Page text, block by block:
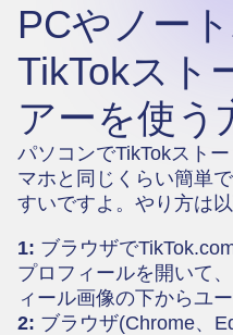
PCやノー
TikTokスト
アーを使う
パソコンでTikTokスト
マホと同じくらい簡単
すいですよ。やり方は
1: ブラウザで
プロフィールを開いて
ィール画像の下からユ
2: ブラウザ(Chrome、